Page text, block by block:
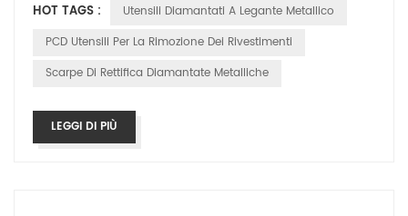
HOT TAGS :
Utensili Diamantati A Legante Metallico
PCD Utensili Per La Rimozione Dei Rivestimenti
Scarpe Di Rettifica Diamantate Metalliche
LEGGI DI PIÙ